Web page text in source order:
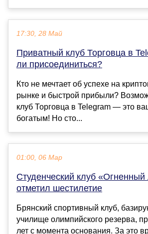
17:30, 28 Май
Приватный клуб Торговца в
ли присоединиться?
Кто не мечтает об успехе на
рынке и быстрой прибыли?
клуб Торговца в Telegram — это
богатым! Но сто...
01:00, 06 Мар
Студенческий клуб
отметил шестилетие
Брянский спортивный клуб,
училище олимпийского резерва,
лет с момента основания. За это